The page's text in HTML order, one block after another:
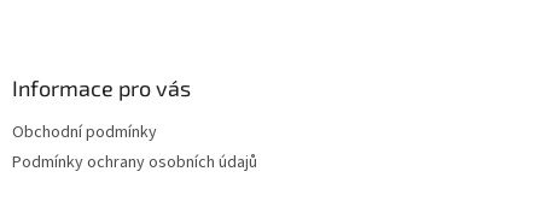
Informace pro vás
Obchodní podmínky
Podmínky ochrany osobních údajů